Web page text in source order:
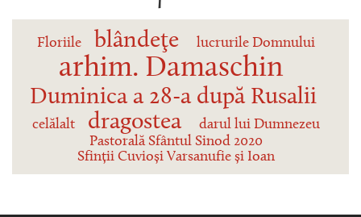
Floriile blândeţe lucrurile Domnului
arhim. Damaschin
Duminica a 28-a după Rusalii
celălalt dragostea
darul lui Dumnezeu
Pastorală Sfântul Sinod 2020
Sfinții Cuvioși Varsanufie și Ioan